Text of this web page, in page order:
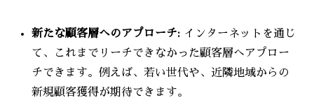
新たな顧客層へのアプローチ: インターネットを通じ
て、これまでリーチできなかった顧客層へアプロー
チできます。例えば、若い世代や、近隣地域からの
新規顧客獲得が期待できます。